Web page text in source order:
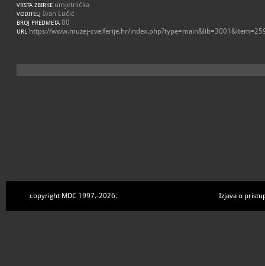
VRSTA ZBIRKE umjetnička
VODITELJ Ivan Lučić
BROJ PREDMETA 80
URL https://www.muzej-cvelferije.hr/
copyright MDC 1997.-2026. Izjava o